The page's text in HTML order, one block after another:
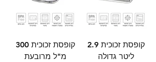
קופסת זכוכית 2.9
ליטר גדולה
קופסת זכוכית 300
מ"ל מרובעת